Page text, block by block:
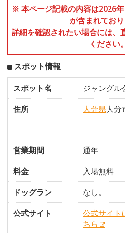
※ 本ページ記載の内容は2026
が含まれており
詳細を確認されたい場合には、
ください。
スポット情報
スポット名
ジャングル
住所
大分県大分
営業期間
通年
料金
入場無料
ドッグラン
なし。
公式サイト
公式サイト
ちら